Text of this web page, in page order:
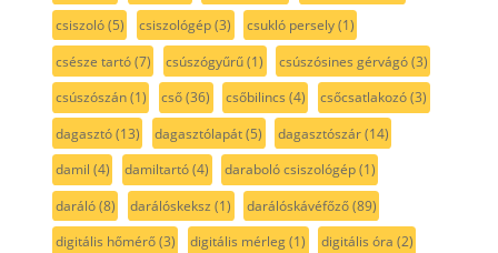
csiszoló(5) csiszológép(3) csukló persely(1)
csésze tartó(7) csúszógyűrű(1) csúszósines gérvágó(3)
csúszószán(1) cső(36) csőbilincs (4) csőcsatlakozó(3)
dagasztó(13) dagasztólapát(5) dagasztószár(14)
damil (4) damiltartó(4) daraboló csiszológép(1)
daráló(8) darálóskeksz (1) darálóskávéfőző(89)
digitális hőmérő(3) digitális mérleg(1) digitális óra (2)